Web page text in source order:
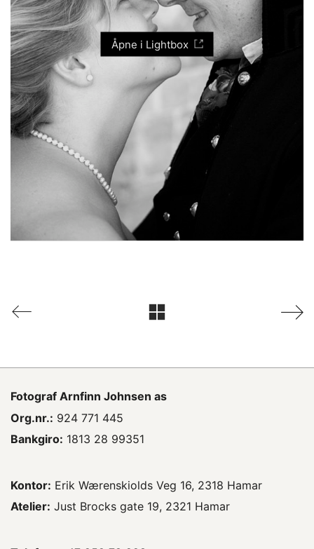
Åpne i Lightbox
Fotograf Arnfinn Johnsen as
Org.nr.: 924 771 445
Bankgiro: 1813 28 99351
Kontor: Erik Wærenskiolds Veg 16, 2318 Hamar
Atelier: Just Brocks gate 19, 2321 Hamar